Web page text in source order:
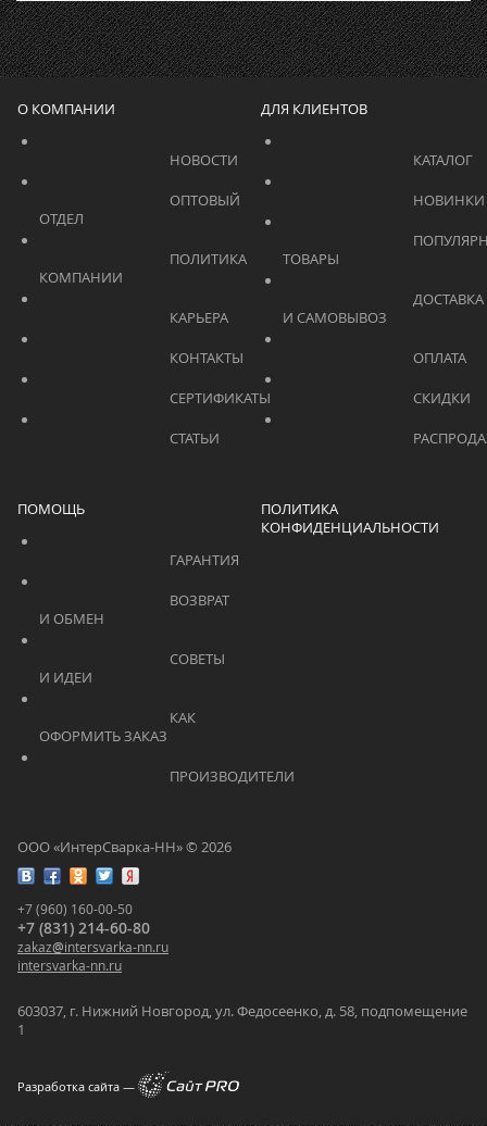
ООО «ИнтерСварка-НН» © 2026
+7 (960) 160-00-50
+7 (831) 214-60-80
zakaz@intersvarka-nn.ru
intersvarka-nn.ru
603037, г. Нижний Новгород, ул. Федосеенко, д. 58, подпомещение
1
Разработка сайта —
О КОМПАНИИ
			    		КАРЬЕРА
ДЛЯ КЛИЕНТОВ
ПОМОЩЬ
ПОЛИТИКА
КОНФИДЕНЦИАЛЬНОСТИ